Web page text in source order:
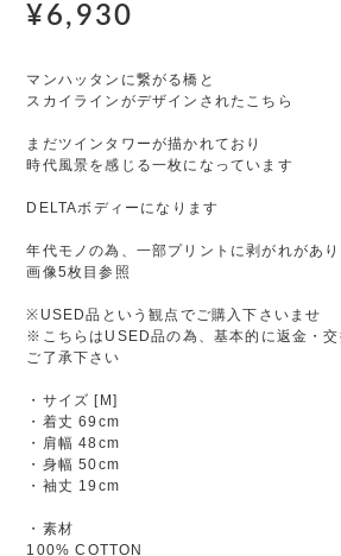
¥6,930
マンハッタンに繋がる橋と
スカイラインがデザインされたこちら
まだツインタワーが描かれており
時代風景を感じる一枚になっています
DELTAボディーになります
年代モノの為、一部プリントに剥がれがあ
画像5枚目参照
※USED品という観点でご購入下さいませ
※こちらはUSED品の為、基本的に返金・
ご了承下さい
・サイズ [M]
・着丈 69cm
・肩幅 48cm
・身幅 50cm
・袖丈 19cm
・素材
100% COTTON